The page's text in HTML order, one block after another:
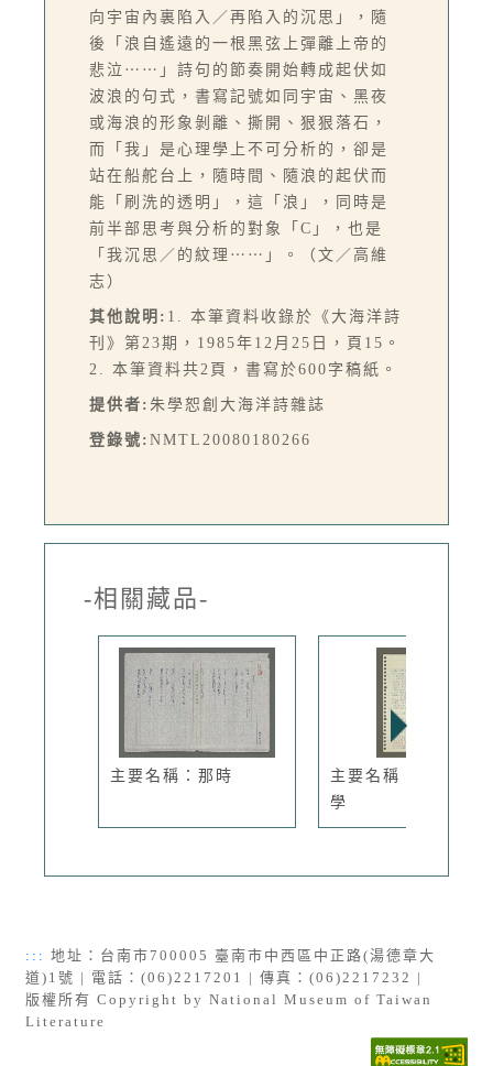
向宇宙內裏陷入／再陷入的沉思」，隨
後「浪自遙遠的一根黑弦上彈離上帝的
悲泣⋯⋯」詩句的節奏開始轉成起伏如
波浪的句式，書寫記號如同宇宙、黑夜
或海浪的形象剝離、撕開、狠狠落石，
而「我」是心理學上不可分析的，卻是
站在船舵台上，隨時間、隨浪的起伏而
能「刷洗的透明」，這「浪」，同時是
前半部思考與分析的對象「C」，也是
「我沉思／的紋理⋯⋯」。（文／高維
志）
其他說明: 1. 本筆資料收錄於《大海洋詩
刊》第23期，1985年12月25日，頁15。
2. 本筆資料共2頁，書寫於600字稿紙。
提供者: 朱學恕創大海洋詩雜誌
登錄號: NMTL20080180266
-相關藏品-
主要名稱：那時
主要名稱：教育心理
學
::: 地址：台南市700005 臺南市中西區中正路(湯德章大
道)1號 | 電話：(06)2217201 | 傳真：(06)2217232 |
版權所有 Copyright by National Museum of Taiwan
Literature